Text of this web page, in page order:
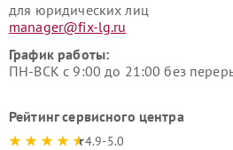
для юридических лиц
manager@fix-lg.ru
График работы:
ПН-ВСК с 9:00 до 21:00 без
Рейтинг сервисного центра
4.9-5.0